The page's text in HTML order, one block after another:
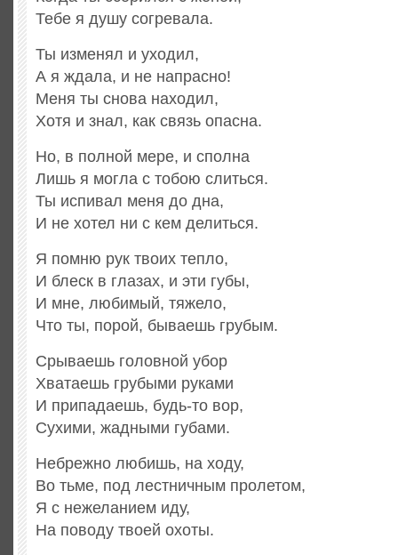
Тебе я душу согревала.
Ты изменял и уходил,
А я ждала, и не напрасно!
Меня ты снова находил,
Хотя и знал, как связь опасна.
Но, в полной мере, и сполна
Лишь я могла с тобою слиться.
Ты испивал меня до дна,
И не хотел ни с кем делиться.
Я помню рук твоих тепло,
И блеск в глазах, и эти губы,
И мне, любимый, тяжело,
Что ты, порой, бываешь грубым.
Срываешь головной убор
Хватаешь грубыми руками
И припадаешь, будь-то вор,
Сухими, жадными губами.
Небрежно любишь, на ходу,
Во тьме, под лестничным пролетом,
Я с нежеланием иду,
На поводу твоей охоты.